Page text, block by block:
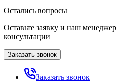
Остались вопросы
Оставьте заявку и наш
консультации
Заказать звонок
Заказать звонок